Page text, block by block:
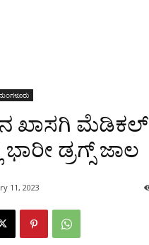
ಖಾಸಗಿ ಮೆಡಿಕಲ್
ಡ್ರಗ್ಸ್ ಜಾಲ
11, 2023